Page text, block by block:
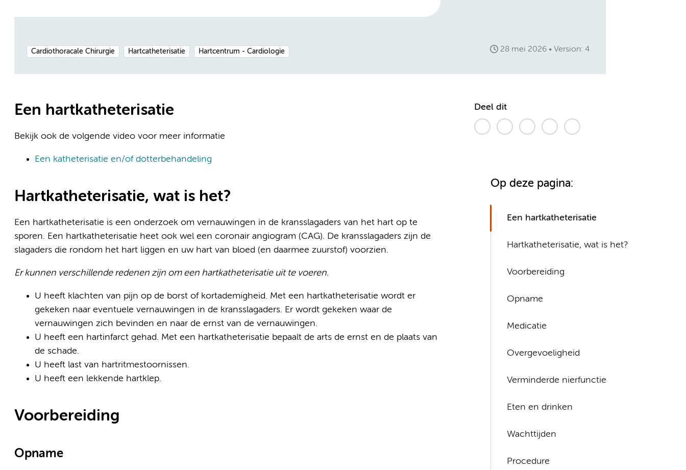
Cardiothoracale Chirurgie Hartcatheterisatie Hartcentrum - Cardiologie 28 mei 2026 Version: 4
Een hartkatheterisatie
Bekijk ook de volgende video voor meer informatie
Een katheterisatie en/of dotterbehandeling
Hartkatheterisatie, wat is het?
Een hartkatheterisatie is een onderzoek om vernauwingen in de kransslagaders van het hart op te
sporen. Een hartkatheterisatie heet ook wel een coronair angiogram (CAG). De kransslagaders zijn de
slagaders die rondom het hart liggen en uw hart van bloed (en daarmee zuurstof) voorzien.
Er kunnen verschillende redenen zijn om een hartkatheterisatie uit te voeren.
U heeft klachten van pijn op de borst of kortademigheid. Met een hartkatheterisatie wordt er
gekeken naar eventuele vernauwingen in de kransslagaders. Er wordt gekeken waar de
vernauwingen zich bevinden en naar de ernst van de vernauwingen.
U heeft een hartinfarct gehad. Met een hartkatheterisatie bepaalt de arts de ernst en de plaats van
de schade.
U heeft last van hartritmestoornissen.
U heeft een lekkende hartklep.
Voorbereiding
Opname
Deel dit
Op deze pagina:
Een hartkatheterisatie
Hartkatheterisatie, wat is het?
Voorbereiding
Opname
Medicatie
Overgevoeligheid
Verminderde nierfunctie
Eten en drinken
Wachttijden
Procedure